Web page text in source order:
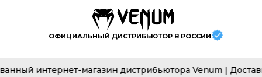
ОФИЦИАЛЬНЫЙ ДИСТРИБЬЮТОР В РОССИИ
интернет-магазин дистрибьютора Venum |